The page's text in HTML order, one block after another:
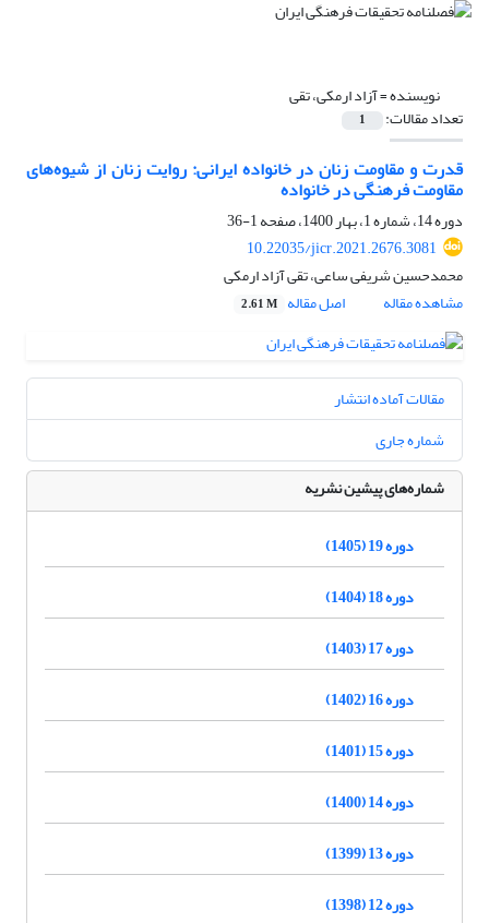
نویسنده =آزاد ارمکی، تقی
تعداد مقالات: 1
قدرت و مقاومت زنان در خانواده ایرانی: روایت زنان از شیوه‌های
مقاومت فرهنگی در خانواده
دوره 14، شماره 1، بهار 1400، صفحه
1-36
10.22035/jicr.2021.2676.3081
محمدحسین شریفی ساعی، تقی آزاد ارمکی
مشاهده مقاله
اصل مقاله 2.61 M
مقالات آماده انتشار
شماره جاری
شماره‌های پیشین نشریه
دوره 19 (1405)
دوره 18 (1404)
دوره 17 (1403)
دوره 16 (1402)
دوره 15 (1401)
دوره 14 (1400)
دوره 13 (1399)
دوره 12 (1398)